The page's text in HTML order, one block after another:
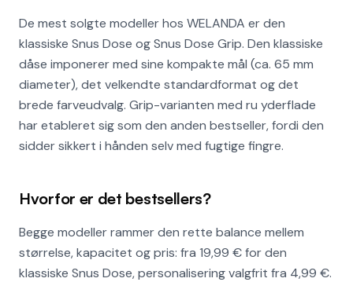
De mest solgte modeller hos WELANDA er den
klassiske Snus Dose og Snus Dose Grip. Den klassiske
dåse imponerer med sine kompakte mål (ca. 65 mm
diameter), det velkendte standardformat og det
brede farveudvalg. Grip-varianten med ru yderflade
har etableret sig som den anden bestseller, fordi den
sidder sikkert i hånden selv med fugtige fingre.
Hvorfor er det bestsellers?
Begge modeller rammer den rette balance mellem
størrelse, kapacitet og pris: fra 19,99 € for den
klassiske Snus Dose, personalisering valgfrit fra 4,99 €.